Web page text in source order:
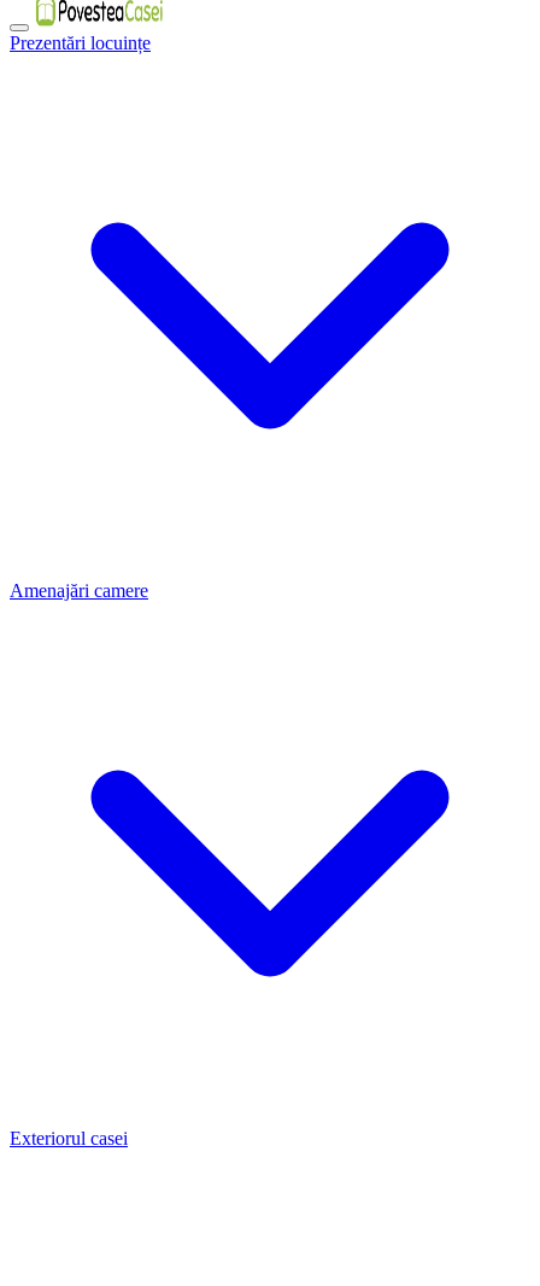
Prezentări locuințe
Amenajări camere
Exteriorul casei